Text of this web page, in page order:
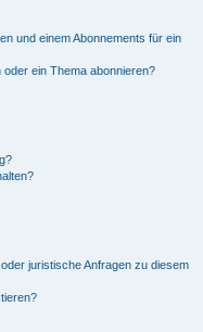
und einem Abonnements für ein
ein Thema abonnieren?
juristische Anfragen zu diesem